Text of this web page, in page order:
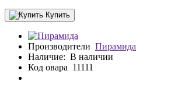
Купить
Производители Пирамида
Наличие: В наличии
Код овара 11111